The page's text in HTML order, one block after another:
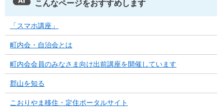
こんなページをおすすめします
「スマホ講座」
町内会・自治会とは
町内会会員のみなさま向け出前講座を開催しています
郡山を知る
こおりやま移住・定住ポータルサイト